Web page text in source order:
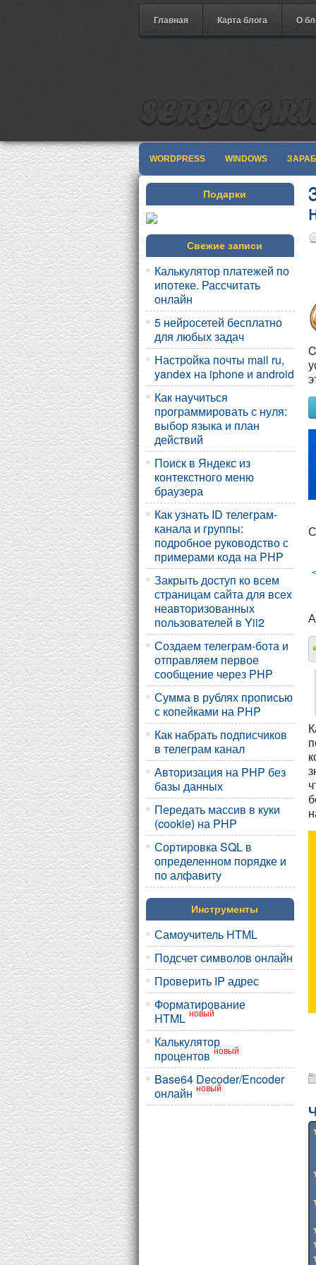
Главная Карта блога О
WORDPRESS WINDOWS
Подарки
Свежие записи
Калькулятор платежей по
ипотеке. Рассчитать
онлайн
5 нейросетей бесплатно
для любых задач
Настройка почты mail ru,
yandex на iphone и android
Как научиться
программировать с нуля:
выбор языка и план
действий
Поиск в Яндекс из
контекстного меню
браузера
Как узнать ID телеграм-
канала и группы:
подробное руководство с
примерами кода на PHP
Закрыть доступ ко всем
страницам сайта для всех
неавторизованных
пользователей в Yii2
Создаем телеграм-бота и
отправляем первое
сообщение через PHP
Сумма в рублях прописью
с копейками на PHP
Как набрать подписчиков
в телеграм канал
Авторизация на PHP без
базы данных
Передать массив в куки
(cookie) на PHP
Сортировка SQL в
определенном порядке и
по алфавиту
Инструменты
Самоучитель HTML
Подсчет символов онлайн
Проверить IP адрес
Форматирование
HTML новый
Калькулятор
процентов новый
Base64 Decoder/Encoder
онлайн новый